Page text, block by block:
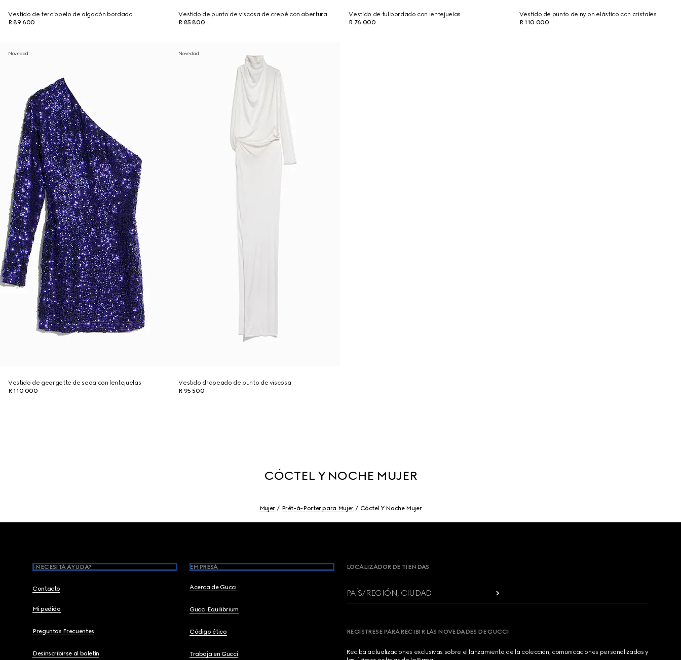
Vestido de terciopelo de algodón bordado
R 89 600
Vestido de punto de viscosa de crepé con abertura
R 85 800
Vestido de tul bordado con lentejuelas
R 76 000
Vestido de punto de nylon elástico con cristales
R 110 000
Novedad
Vestido de georgette de seda con lentejuelas
R 110 000
Novedad
Vestido drapeado de punto de viscosa
R 95 500
CÓCTEL Y NOCHE MUJER
Mujer Prêt-à-Porter para Mujer Cóctel Y Noche Mujer
¿NECESITA AYUDA?
Contacto
Mi pedido
Preguntas Frecuentes
Desinscribirse al boletín
EMPRESA
Acerca de Gucci
Gucci Equilibrium
Código ético
Trabaja en Gucci
LOCALIZADOR DE TIENDAS
PAÍS/REGIÓN, CIUDAD
REGÍSTRESE PARA RECIBIR LAS NOVEDADES DE GUCCI
Reciba actualizaciones exclusivas sobre el lanzamiento de la colección, comunicaciones personalizadas y